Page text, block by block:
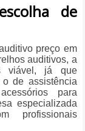
de
preço em
auditivos, a
viável, já que
de assistência
para
especializada
profissionais